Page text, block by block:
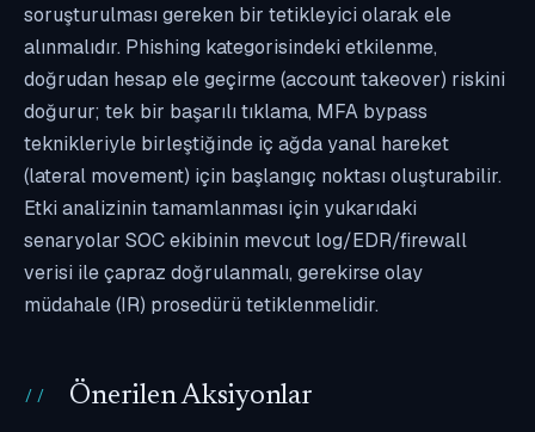
soruşturulması gereken bir tetikleyici olarak ele
alınmalıdır. Phishing kategorisindeki etkilenme,
doğrudan hesap ele geçirme (account takeover) riskini
doğurur; tek bir başarılı tıklama, MFA bypass
teknikleriyle birleştiğinde iç ağda yanal hareket
(lateral movement) için başlangıç noktası oluşturabilir.
Etki analizinin tamamlanması için yukarıdaki
senaryolar SOC ekibinin mevcut log/EDR/firewall
verisi ile çapraz doğrulanmalı, gerekirse olay
müdahale (IR) prosedürü tetiklenmelidir.
Önerilen Aksiyonlar